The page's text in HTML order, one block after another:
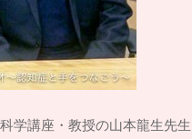
学講座・教授の山本龍生先生